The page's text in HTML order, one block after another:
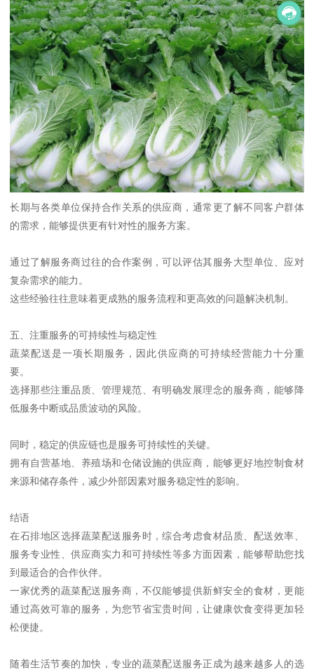
长期与各类单位保持合作关系的供应商，通常更了解不同客户群体
的需求，能够提供更有针对性的服务方案。
通过了解服务商过往的合作案例，可以评估其服务大型单位、应对
复杂需求的能力。
这些经验往往意味着更成熟的服务流程和更高效的问题解决机制。
五、注重服务的可持续性与稳定性
蔬菜配送是一项长期服务，因此供应商的可持续经营能力十分重
要。
选择那些注重品质、管理规范、有明确发展理念的服务商，能够降
低服务中断或品质波动的风险。
同时，稳定的供应链也是服务可持续性的关键。
拥有自营基地、养殖场和仓储设施的供应商，能够更好地控制食材
来源和储存条件，减少外部因素对服务稳定性的影响。
结语
在石排地区选择蔬菜配送服务时，综合考虑食材品质、配送效率、
服务专业性、供应商实力和可持续性等多方面因素，能够帮助您找
到最适合的合作伙伴。
一家优秀的蔬菜配送服务商，不仅能够提供新鲜安全的食材，更能
通过高效可靠的服务，为您节省宝贵时间，让健康饮食变得更加轻
松便捷。
随着生活节奏的加快，专业的蔬菜配送服务正成为越来越多人的选